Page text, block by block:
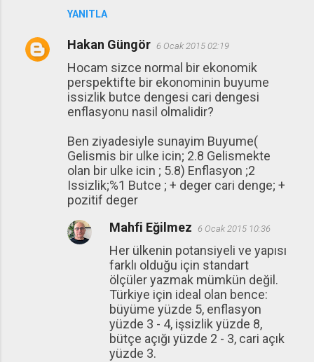
YANITLA
Hakan Güngör 6 Ocak 2015 02:19
Hocam sizce normal bir ekonomik
perspektifte bir ekonominin buyume
issizlik butce dengesi cari dengesi
enflasyonu nasil olmalidir?
Ben ziyadesiyle sunayim Buyume(
Gelismis bir ulke icin; 2.8 Gelismekte
olan bir ulke icin ; 5.8) Enflasyon ;2
Issizlik;%1 Butce ; + deger cari denge; +
pozitif deger
Mahfi Eğilmez 6 Ocak 2015 10:36
Her ülkenin potansiyeli ve yapısı
farklı olduğu için standart
ölçüler yazmak mümkün değil.
Türkiye için ideal olan bence:
büyüme yüzde 5, enflasyon
yüzde 3 - 4, işsizlik yüzde 8,
bütçe açığı yüzde 2 - 3, cari açık
yüzde 3.